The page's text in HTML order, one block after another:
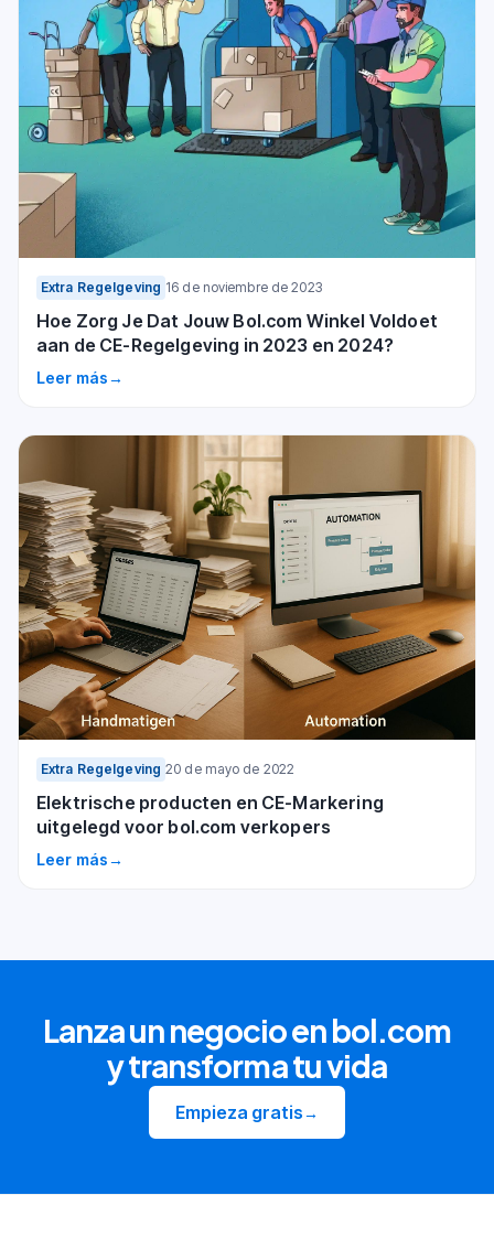
Extra Regelgeving 16 de noviembre de 2023
Hoe Zorg Je Dat Jouw Bol.com Winkel Voldoet
aan de CE-Regelgeving in 2023 en 2024?
Leer más→
Extra Regelgeving 20 de mayo de 2022
Elektrische producten en CE-Markering
uitgelegd voor bol.com verkopers
Leer más→
Lanza un negocio en bol.com
y transforma tu vida
Empieza gratis→